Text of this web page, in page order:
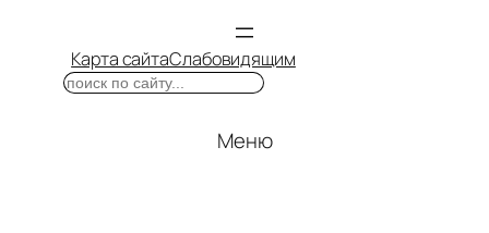
Карта сайтаСлабовидящим
Поиск
Меню